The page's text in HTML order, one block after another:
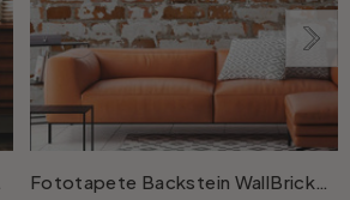
Fototapete Backstein WallBricks1 in grau braun - Vliestapete Designwalls 2 - 2.55x3.5 m